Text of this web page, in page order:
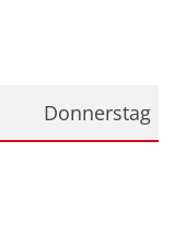
Donnerstag